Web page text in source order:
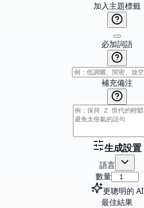
加入主題標籤
必加詞語
補充備注
生成設置
語言
數量
更聰明的 AI
最佳結果